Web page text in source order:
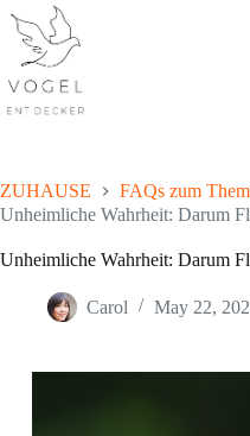
content
ZUHAUSE
FAQs zum
Unheimliche Wahrheit: Darum
Unheimliche Wahrheit: Darum
Carol May 22,